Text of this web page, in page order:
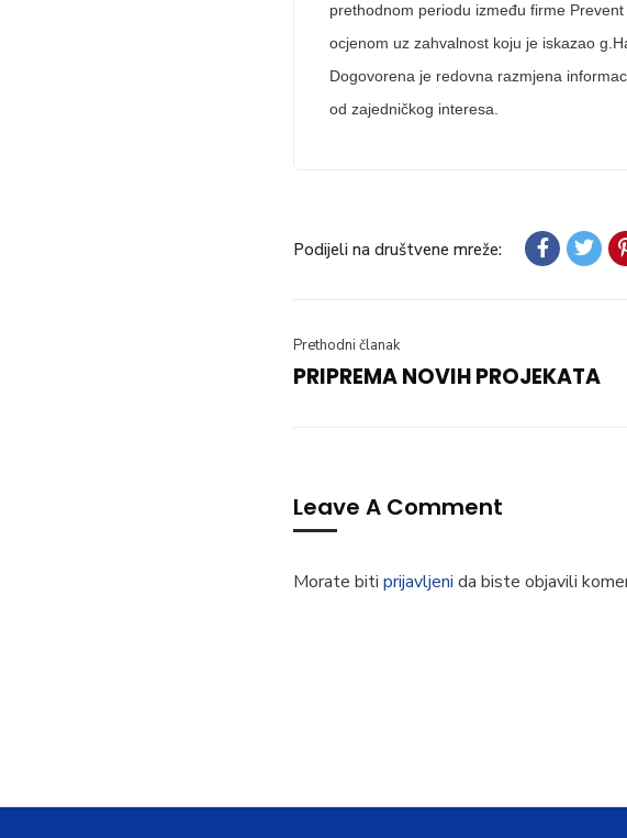
prethodnom periodu između firme
ocjenom uz zahvalnost koju je iskazao
Dogovorena je redovna razmjena
od zajedničkog interesa.
Podijeli na društvene mreže:
Prethodni članak
PRIPREMA NOVIH PROJEKATA
Leave A Comment
Morate biti prijavljeni da biste objavili